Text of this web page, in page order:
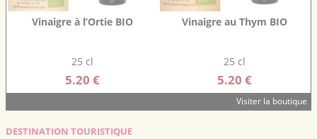
Vinaigre à l’Ortie BIO
25 cl
5.20 €
Vinaigre au Thym BIO
25 cl
5.20 €
Visiter la boutique
DESTINATION TOURISTIQUE